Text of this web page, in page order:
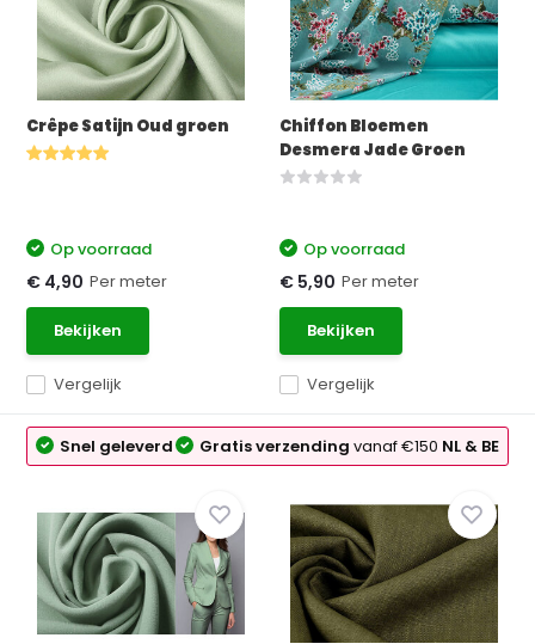
Crêpe Satijn Oud groen
Vergelijk
Op voorraad
€ 4,90 Per meter
Bekijken
Chiffon Bloemen
Desmera Jade Groen
Vergelijk
Op voorraad
€ 5,90 Per meter
Bekijken
Snel geleverd Gratis verzendingvanaf €150 NL & BE